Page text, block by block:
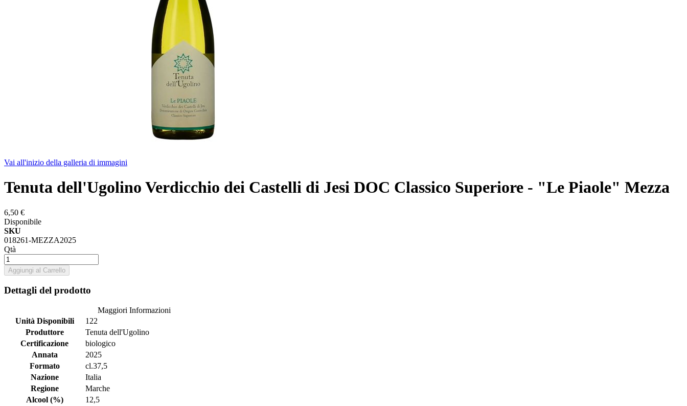
Vai all'inizio della galleria di immagini
Tenuta dell'Ugolino Verdicchio dei Castelli di Jesi DOC Classico Superiore - "Le Piaole" Mezza
6,50 €
Disponibile
SKU
018261-MEZZA2025
Qtà
Aggiungi al Carrello
Dettagli del prodotto
Maggiori Informazioni
Unità Disponibili
122
Produttore
Tenuta dell'Ugolino
Certificazione
biologico
Annata
2025
Formato
cl.37,5
Nazione
Italia
Regione
Marche
Alcool (%)
12,5